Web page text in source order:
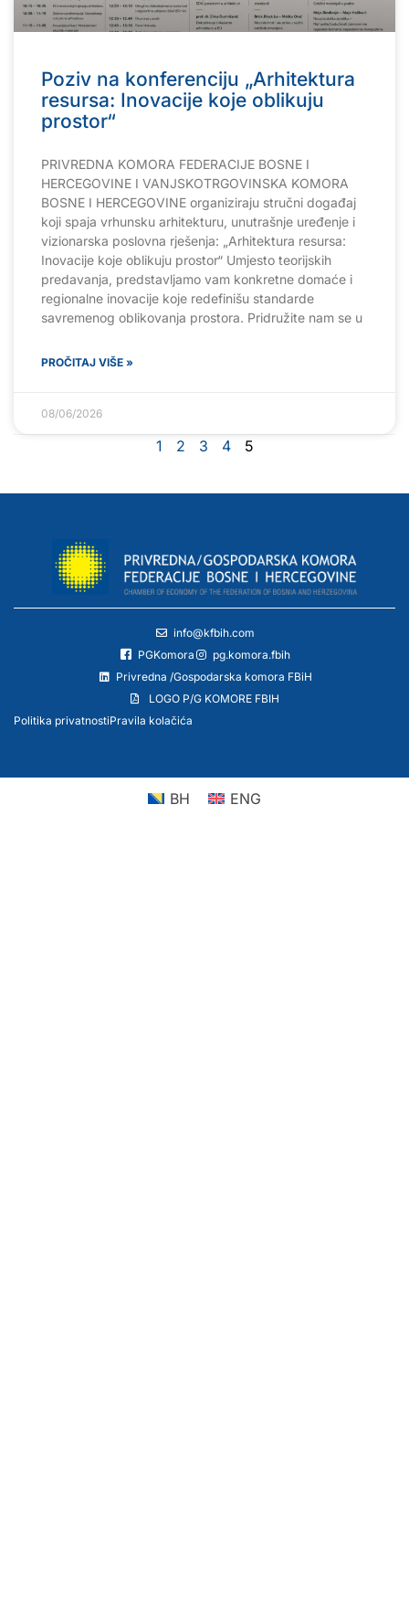
Poziv na konferenciju „Arhitektura
resursa: Inovacije koje oblikuju
prostor“
PRIVREDNA KOMORA FEDERACIJE BOSNE I
HERCEGOVINE I VANJSKOTRGOVINSKA KOMORA
BOSNE I HERCEGOVINE organiziraju stručni događaj
koji spaja vrhunsku arhitekturu, unutrašnje uređenje i
vizionarska poslovna rješenja: „Arhitektura resursa:
Inovacije koje oblikuju prostor“ Umjesto teorijskih
predavanja, predstavljamo vam konkretne domaće i
regionalne inovacije koje redefinišu standarde
savremenog oblikovanja prostora. Pridružite nam se u
PROČITAJ VIŠE »
08/06/2026
1 2 3 4 5
info@kfbih.com
PGKomora
pg.komora.fbih
Privredna /Gospodarska komora FBiH
LOGO P/G KOMORE FBIH
Politika privatnostiPravila kolačića
BH ENG